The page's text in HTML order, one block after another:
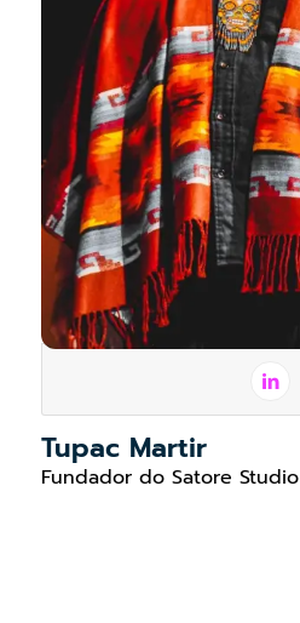
Tupac Martir
Fundador do Satore Studio